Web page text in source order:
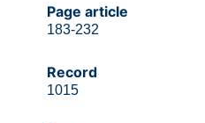
Page article
183-232
Record
1015